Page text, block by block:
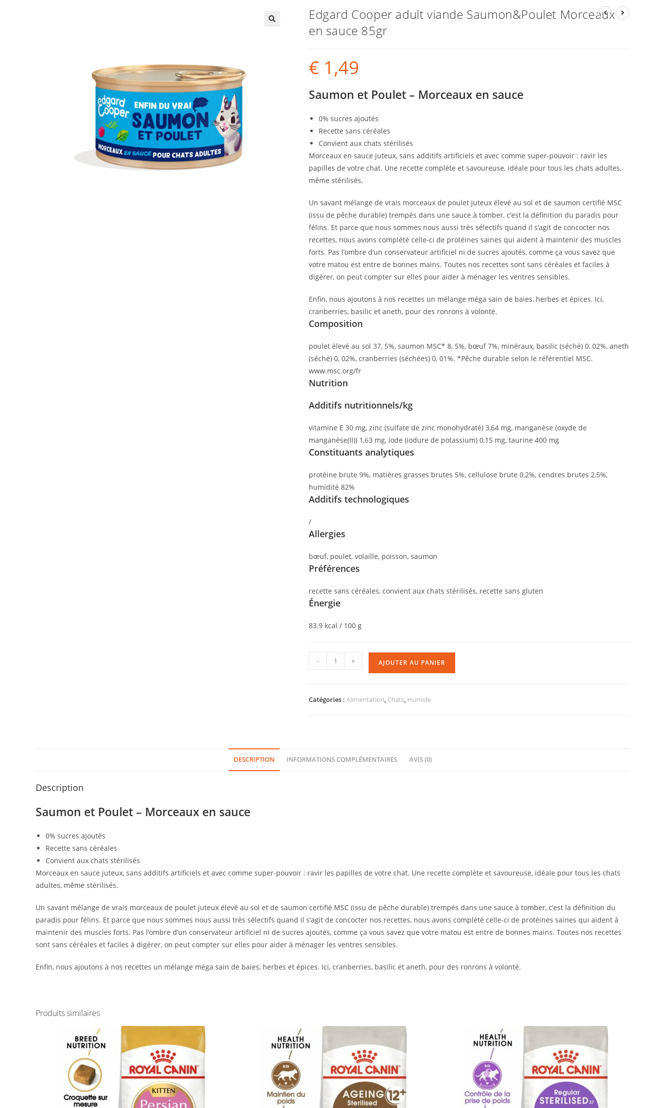
Edgard Cooper adult viande Saumon&Poulet Morceaux
en sauce 85gr
€ 1,49
Saumon et Poulet – Morceaux en sauce
0% sucres ajoutés
Recette sans céréales
Convient aux chats stérilisés
Morceaux en sauce juteux, sans additifs artificiels et avec comme super-pouvoir : ravir les
papilles de votre chat. Une recette complète et savoureuse, idéale pour tous les chats adultes,
même stérilisés.
Un savant mélange de vrais morceaux de poulet juteux élevé au sol et de saumon certifié MSC
(issu de pêche durable) trempés dans une sauce à tomber, c’est la définition du paradis pour
félins. Et parce que nous sommes nous aussi très sélectifs quand il s’agit de concocter nos
recettes, nous avons complété celle-ci de protéines saines qui aident à maintenir des muscles
forts. Pas l’ombre d’un conservateur artificiel ni de sucres ajoutés, comme ça vous savez que
votre matou est entre de bonnes mains. Toutes nos recettes sont sans céréales et faciles à
digérer, on peut compter sur elles pour aider à ménager les ventres sensibles.
Enfin, nous ajoutons à nos recettes un mélange méga sain de baies, herbes et épices. Ici,
cranberries, basilic et aneth, pour des ronrons à volonté.
Composition
poulet élevé au sol 37, 5%, saumon MSC* 8, 5%, bœuf 7%, minéraux, basilic (séché) 0, 02%, aneth
(séché) 0, 02%, cranberries (séchées) 0, 01%. *Pêche durable selon le référentiel MSC.
www.msc.org/fr
Nutrition
Additifs nutritionnels/kg
vitamine E 30 mg, zinc (sulfate de zinc monohydraté) 3,64 mg, manganèse (oxyde de
manganèse(II)) 1,63 mg, iode (iodure de potassium) 0,15 mg, taurine 400 mg
Constituants analytiques
protéine brute 9%, matières grasses brutes 5%, cellulose brute 0,2%, cendres brutes 2,5%,
humidité 82%
Additifs technologiques
/
Allergies
bœuf, poulet, volaille, poisson, saumon
Préférences
recette sans céréales, convient aux chats stérilisés, recette sans gluten
Énergie
83.9 kcal / 100 g
- + AJOUTER AU PANIER
Catégories : Alimentation, Chats, Humide
DESCRIPTION INFORMATIONS COMPLÉMENTAIRES AVIS (0)
Description
Saumon et Poulet – Morceaux en sauce
0% sucres ajoutés
Recette sans céréales
Convient aux chats stérilisés
Morceaux en sauce juteux, sans additifs artificiels et avec comme super-pouvoir : ravir les papilles de votre chat. Une recette complète et savoureuse, idéale pour tous les chats
adultes, même stérilisés.
Un savant mélange de vrais morceaux de poulet juteux élevé au sol et de saumon certifié MSC (issu de pêche durable) trempés dans une sauce à tomber, c’est la définition du
paradis pour félins. Et parce que nous sommes nous aussi très sélectifs quand il s’agit de concocter nos recettes, nous avons complété celle-ci de protéines saines qui aident à
maintenir des muscles forts. Pas l’ombre d’un conservateur artificiel ni de sucres ajoutés, comme ça vous savez que votre matou est entre de bonnes mains. Toutes nos recettes
sont sans céréales et faciles à digérer, on peut compter sur elles pour aider à ménager les ventres sensibles.
Enfin, nous ajoutons à nos recettes un mélange méga sain de baies, herbes et épices. Ici, cranberries, basilic et aneth, pour des ronrons à volonté.
Produits similaires